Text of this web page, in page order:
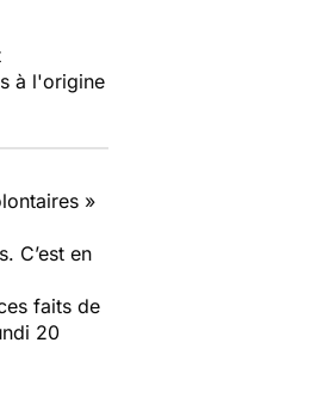
à l'origine
»
C’est en
faits de
20